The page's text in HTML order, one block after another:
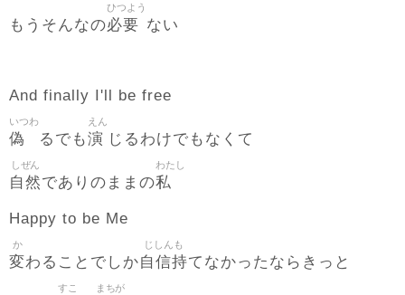
もうそんなの必要
ひつよう
ない
And finally I'll be free
偽
いつわ
るでも演
えん
じるわけでもなくて
自然
しぜん
でありのままの私
わたし
Happy to be Me
変
か
わることでしか自信持
じしんも
てなかったならきっと
すこ まちが